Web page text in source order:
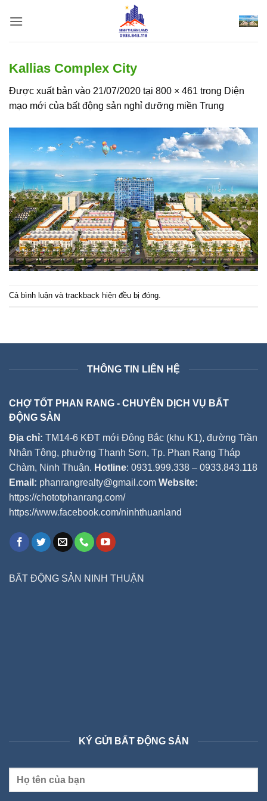
qua
Kallias Complex City
Được xuất bản vào 21/07/2020 tại 800 × 461 trong Diện
mạo mới của bất động sản nghỉ dưỡng miền Trung
Cả bình luận và trackback hiện đều bị đóng.
THÔNG TIN LIÊN HỆ
CHỢ TỐT PHAN RANG - CHUYÊN DỊCH VỤ BẤT
ĐỘNG SẢN
Địa chỉ: TM14-6 KĐT mới Đông Bắc (khu K1), đường Trần
Nhân Tông, phường Thanh Sơn, Tp. Phan Rang Tháp
Chàm, Ninh Thuận. Hotline: 0931.999.338 – 0933.843.118
Email: phanrangrealty@gmail.com Website:
https://chototphanrang.com/
https://www.facebook.com/ninhthuanland
BẤT ĐỘNG SẢN NINH THUẬN
KÝ GỬI BẤT ĐỘNG SẢN